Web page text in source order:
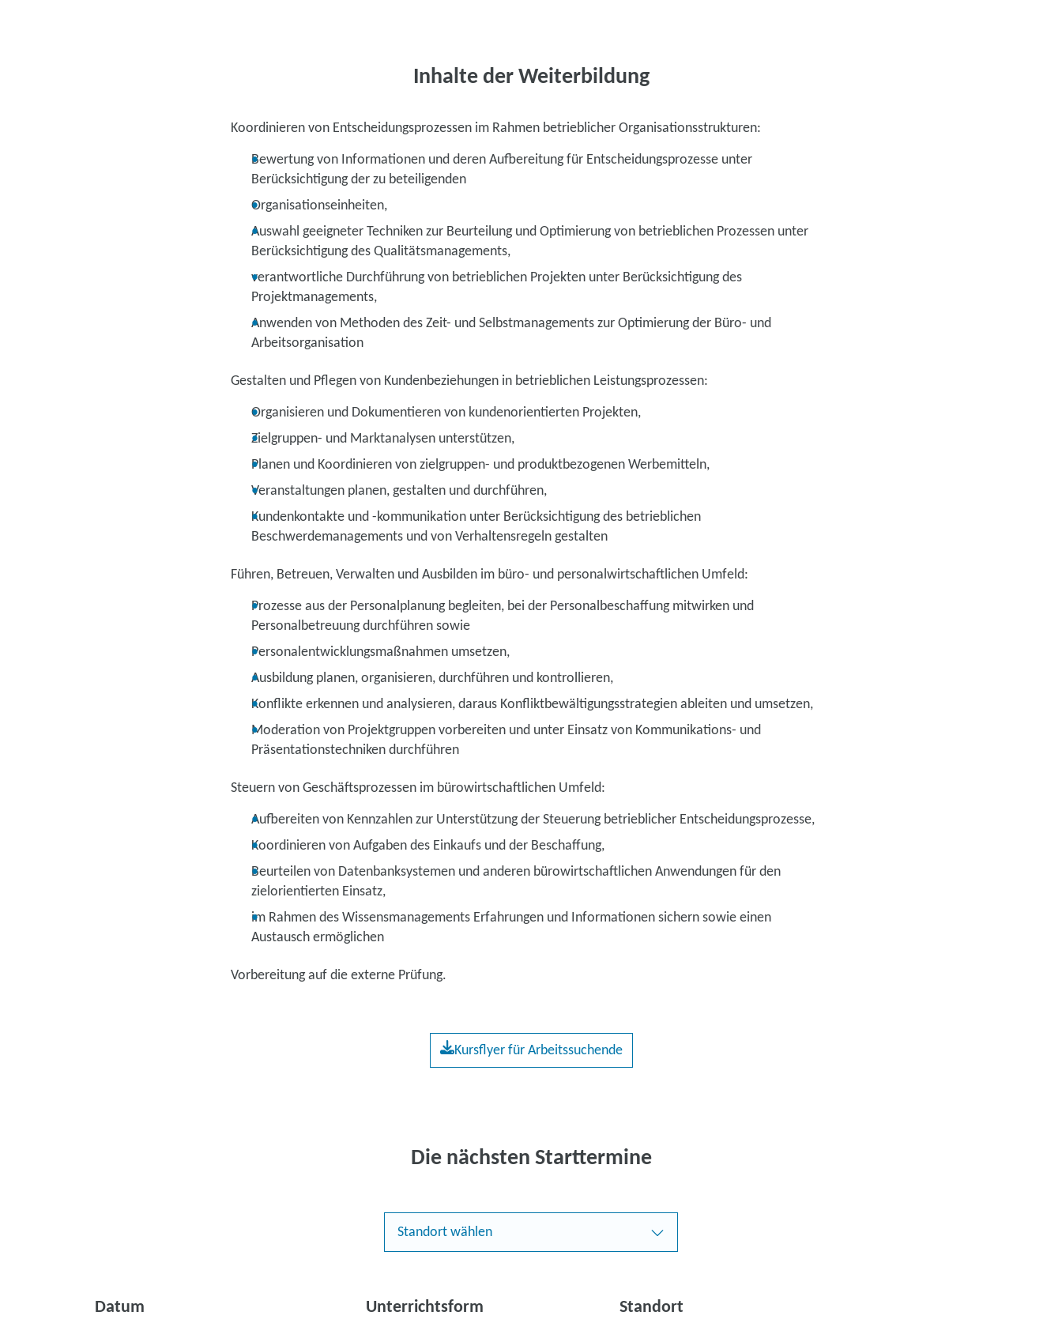
Inhalte der Weiterbildung
Koordinieren von Entscheidungsprozessen im Rahmen betrieblicher Organisationsstrukturen:
Bewertung von Informationen und deren Aufbereitung für Entscheidungsprozesse unter
Berücksichtigung der zu beteiligenden
Organisationseinheiten,
Auswahl geeigneter Techniken zur Beurteilung und Optimierung von betrieblichen Prozessen unter
Berücksichtigung des Qualitätsmanagements,
verantwortliche Durchführung von betrieblichen Projekten unter Berücksichtigung des
Projektmanagements,
Anwenden von Methoden des Zeit- und Selbstmanagements zur Optimierung der Büro- und
Arbeitsorganisation
Gestalten und Pflegen von Kundenbeziehungen in betrieblichen Leistungsprozessen:
Organisieren und Dokumentieren von kundenorientierten Projekten,
Zielgruppen- und Marktanalysen unterstützen,
Planen und Koordinieren von zielgruppen- und produktbezogenen Werbemitteln,
Veranstaltungen planen, gestalten und durchführen,
Kundenkontakte und -kommunikation unter Berücksichtigung des betrieblichen
Beschwerdemanagements und von Verhaltensregeln gestalten
Führen, Betreuen, Verwalten und Ausbilden im büro- und personalwirtschaftlichen Umfeld:
Prozesse aus der Personalplanung begleiten, bei der Personalbeschaffung mitwirken und
Personalbetreuung durchführen sowie
Personalentwicklungsmaßnahmen umsetzen,
Ausbildung planen, organisieren, durchführen und kontrollieren,
Konflikte erkennen und analysieren, daraus Konfliktbewältigungsstrategien ableiten und umsetzen,
Moderation von Projektgruppen vorbereiten und unter Einsatz von Kommunikations- und
Präsentationstechniken durchführen
Steuern von Geschäftsprozessen im bürowirtschaftlichen Umfeld:
Aufbereiten von Kennzahlen zur Unterstützung der Steuerung betrieblicher Entscheidungsprozesse,
Koordinieren von Aufgaben des Einkaufs und der Beschaffung,
Beurteilen von Datenbanksystemen und anderen bürowirtschaftlichen Anwendungen für den
zielorientierten Einsatz,
im Rahmen des Wissensmanagements Erfahrungen und Informationen sichern sowie einen
Austausch ermöglichen
Vorbereitung auf die externe Prüfung.
Kursflyer für Arbeitssuchende
Die nächsten Starttermine
Standort wählen
Datum Unterrichtsform Standort